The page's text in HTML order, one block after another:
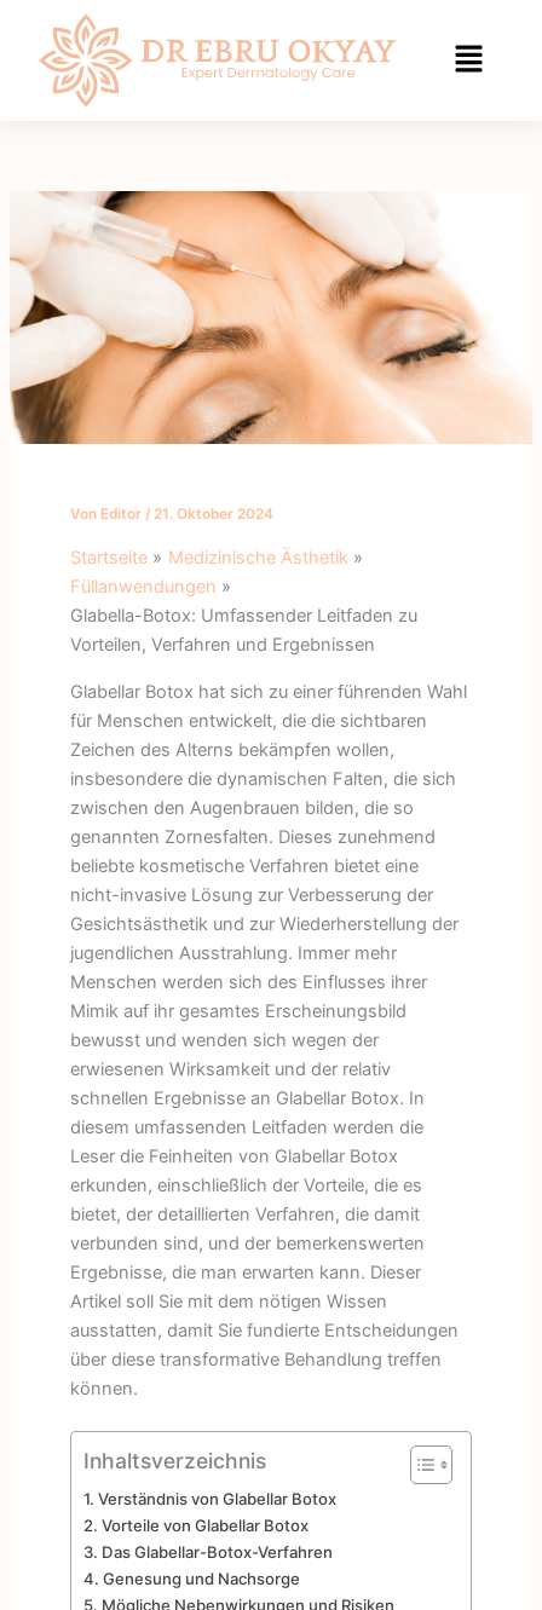
springen
Von Editor / 21. Oktober 2024
Startseite
Medizinische Ästhetik
Füllanwendungen
Glabella-Botox: Umfassender Leitfaden zu
Vorteilen, Verfahren und Ergebnissen
Glabellar Botox hat sich zu einer führenden Wahl
für Menschen entwickelt, die die sichtbaren
Zeichen des Alterns bekämpfen wollen,
insbesondere die dynamischen Falten, die sich
zwischen den Augenbrauen bilden, die so
genannten Zornesfalten. Dieses zunehmend
beliebte kosmetische Verfahren bietet eine
nicht-invasive Lösung zur Verbesserung der
Gesichtsästhetik und zur Wiederherstellung der
jugendlichen Ausstrahlung. Immer mehr
Menschen werden sich des Einflusses ihrer
Mimik auf ihr gesamtes Erscheinungsbild
bewusst und wenden sich wegen der
erwiesenen Wirksamkeit und der relativ
schnellen Ergebnisse an Glabellar Botox. In
diesem umfassenden Leitfaden werden die
Leser die Feinheiten von Glabellar Botox
erkunden, einschließlich der Vorteile, die es
bietet, der detaillierten Verfahren, die damit
verbunden sind, und der bemerkenswerten
Ergebnisse, die man erwarten kann. Dieser
Artikel soll Sie mit dem nötigen Wissen
ausstatten, damit Sie fundierte Entscheidungen
über diese transformative Behandlung treffen
können.
Inhaltsverzeichnis
Verständnis von Glabellar Botox
Vorteile von Glabellar Botox
Das Glabellar-Botox-Verfahren
Genesung und Nachsorge
Mögliche Nebenwirkungen und Risiken